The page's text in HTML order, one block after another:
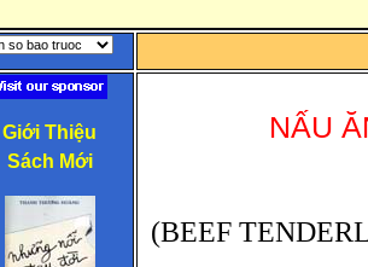
Giới Thiệu
Sách Mới
NẤU
(BEEF